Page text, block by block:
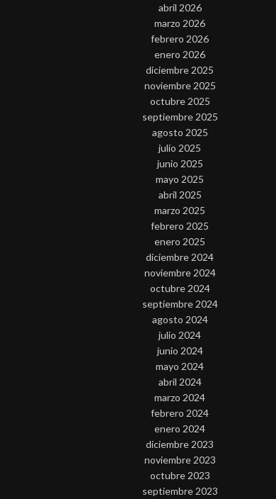
abril 2026
marzo 2026
febrero 2026
enero 2026
diciembre 2025
noviembre 2025
octubre 2025
septiembre 2025
agosto 2025
julio 2025
junio 2025
mayo 2025
abril 2025
marzo 2025
febrero 2025
enero 2025
diciembre 2024
noviembre 2024
octubre 2024
septiembre 2024
agosto 2024
julio 2024
junio 2024
mayo 2024
abril 2024
marzo 2024
febrero 2024
enero 2024
diciembre 2023
noviembre 2023
octubre 2023
septiembre 2023